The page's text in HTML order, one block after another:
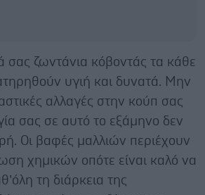
σας ζωντάνια κόβοντάς τα κάθε
υγιή και δυνατά. Μην
αλλαγές στην κούπ σας
σας σε αυτό το εξάμηνο δεν
Οι βαφές μαλλιών περιέχουν
χημικών οπότε είναι καλό να
τη διάρκεια της